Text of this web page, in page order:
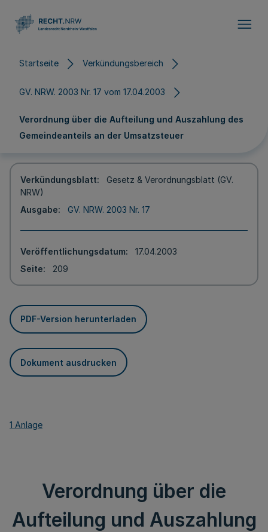
Startseite Verkündungsbereich
GV. NRW. 2003 Nr. 17 vom 17.04.2003
Verordnung über die Aufteilung und Auszahlung des
Gemeindeanteils an der Umsatzsteuer
Verkündungsblatt
Gesetz & Verordnungsblatt (GV.
NRW)
Ausgabe
GV. NRW. 2003 Nr. 17
Veröffentlichungsdatum
17.04.2003
Seite
209
PDF-Version herunterladen
Dokument ausdrucken
1 Anlage
Verordnung über die
Aufteilung und Auszahlung